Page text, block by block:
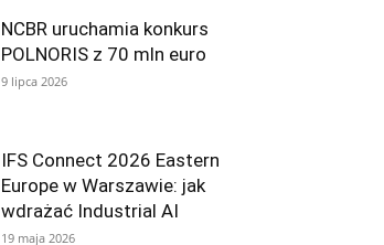
NCBR uruchamia konkurs
POLNORIS z 70 mln euro
9 lipca 2026
IFS Connect 2026 Eastern
Europe w Warszawie: jak
wdrażać Industrial AI
19 maja 2026